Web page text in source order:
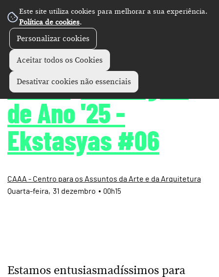
Este site utiliza cookies para melhorar a sua experiência.
Política de cookies.
Personalizar cookies
Aceitar todos os Cookies
Desativar cookies não essenciais
Concertos +
ŪMËR | Passagem
de Ano '25 -
Ekstasyas #06
CAAA - Centro para os Assuntos da Arte e da Arquitetura
31 dezembro
Quarta 00h15
Estamos entusiasmadíssimos para